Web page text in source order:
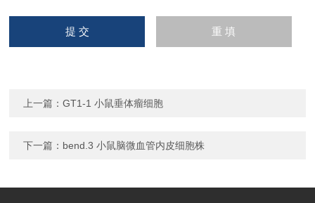
上一篇：GT1-1 小鼠垂体瘤细胞
下一篇： bend.3 小鼠脑微血管内皮细胞株